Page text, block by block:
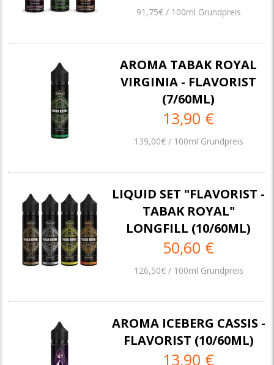
91,75€ / 100ml Grundpreis
AROMA TABAK ROYAL
VIRGINIA - FLAVORIST
(7/60ML)
13,90 €
139,00€ / 100ml Grundpreis
LIQUID SET "FLAVORIST -
TABAK ROYAL"
LONGFILL (10/60ML)
50,60 €
126,50€ / 100ml Grundpreis
AROMA ICEBERG CASSIS -
FLAVORIST (10/60ML)
13,90 €